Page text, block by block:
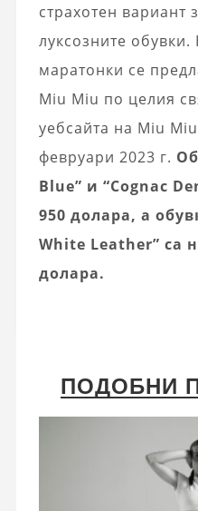
страхотен вариант
луксозните
маратонки се
Miu Miu по целия
уебсайта на Miu
февруари 2023 г.
Blue” и “Cognac
950 долара, а
White Leather” са
долара.
ПОДОБНИ